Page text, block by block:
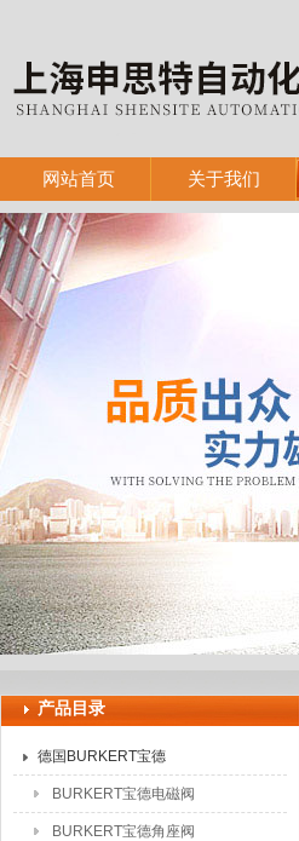
上海申思特自动化设备有限公司
网站首页 关于我们
产品目录
德国BURKERT宝德
BURKERT宝德电磁阀
BURKERT宝德角座阀